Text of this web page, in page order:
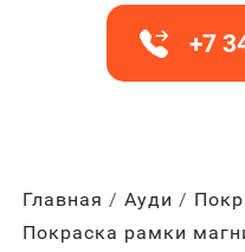
+7
Главная Ауди
Покраска рамки